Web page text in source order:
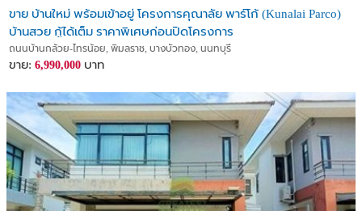
ขาย บ้านใหม่ พร้อมเข้าอยู่ โครงการคุณาลัย พาร์โก้ (Kunalai Parco)
บ้านสวย กู้ได้เต็ม ราคาพิเศษก่อนปิดโครงการ
ถนนบ้านกล้วย-ไทรน้อย, พิมลราช, บางบัวทอง, นนทบุรี
ขาย: 6,990,000 บาท